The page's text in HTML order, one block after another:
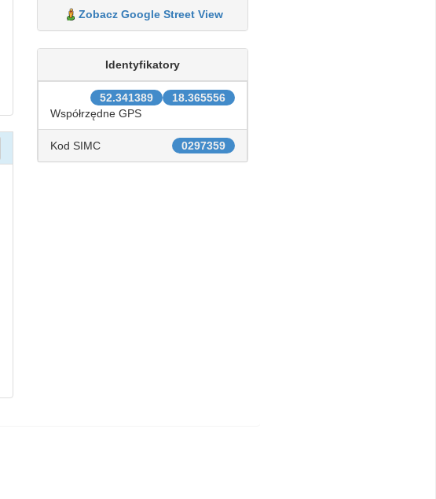
Zobacz Google Street View
Identyfikatory
18.365556
52.341389
Współrzędne GPS
0297359
Kod SIMC